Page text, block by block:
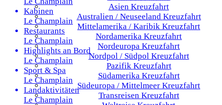
Asien Kreuzfahrt
Australien / Neuseeland Kreuzfahrt
Mittelamerika / Karibik Kreuzfahrt
Nordamerika Kreuzfahrt
Nordeuropa Kreuzfahrt
Nordpol / Südpol Kreuzfahrt
Pazifik Kreuzfahrt
Südamerika Kreuzfahrt
Südeuropa / Mittelmeer Kreuzfahrt
Transreisen Kreuzfahrt
Kabinen
Le Champlain
Restaurants
Le Champlain
Highlights an Bord
Le Champlain
Sport & Spa
Le Champlain
Landaktivitäten
Le Champlain